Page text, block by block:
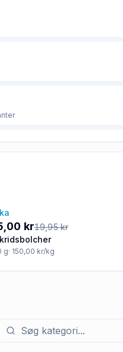
kr19,95 kr
g· 150,00 kr/kg
Søg efter kategori med tilbud